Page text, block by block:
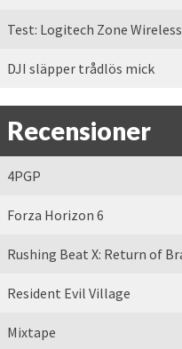
Test: Logitech Zone Wireless
DJI släpper trådlös mick
Recensioner
4PGP
Forza Horizon 6
Rushing Beat X: Return of
Resident Evil Village
Mixtape